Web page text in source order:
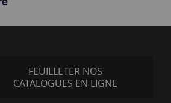
FEUILLETER NOS
CATALOGUES EN LIGNE